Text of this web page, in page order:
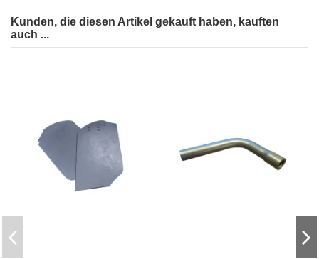
Kunden, die diesen Artikel gekauft haben, kauften
auch ...